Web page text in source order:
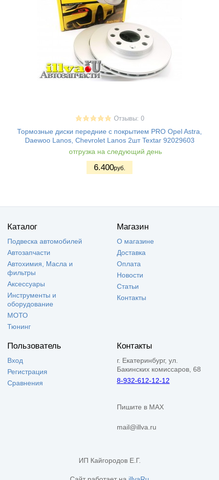
Отзывы: 0
Тормозные диски передние с покрытием PRO Opel Astra,
Daewoo Lanos, Chevrolet Lanos 2шт Textar 92029603
отгрузка на следующий день
6.400руб.
Каталог
Подвеска автомобилей
Автозапчасти
Автохимия, Масла и
фильтры
Аксессуары
Инструменты и
оборудование
МОТО
Тюнинг
Магазин
О магазине
Доставка
Оплата
Новости
Статьи
Контакты
Пользователь
Вход
Регистрация
Сравнения
Контакты
г. Екатеринбург, ул.
Бакинских комиссаров, 68
8-932-612-12-12
Пишите в MAX
mail@illva.ru
ИП Кайгородов Е.Г.